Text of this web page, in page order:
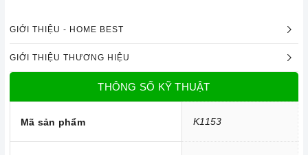
đẩy ra ngoài theo đường ống thoát
trong phòng bếp luôn sạch sẽ. Cách thức này sẽ giúp
hiệu quả tới 100% và mùi sẽ được đẩy hoàn toàn ra ngoài
trời.
Độ ồn tối đa của
ở mức thấp rất êm không ảnh hưởng
đến sinh hoạt gia đình bạn. Tổng điện năng tiêu thu điện của
GIỚI THIỆU - HOME BEST
GIỚI THIỆU THƯƠNG HIỆU
THÔNG SỐ KỸ THUẬT
Mã sản phẩm K1153